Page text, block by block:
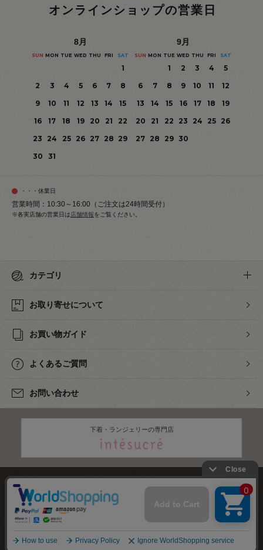
オンラインショップの営業日
8月
SUN MON TUE WED THU FRI SAT
1
2
3 4 5 6 7
8
9
10 11 12 13 14
15
16
17 18 19 20 21
22
23
24 25 26 27 28 29
30
31
9月
SUN MON TUE WED THU FRI SAT
1 2 3 4
5
6
7 8 9 10 11
12
13
14 15 16 17 18
19
20
21 22 23 24 25
26
27 28 29 30
・・・休業日
営業時間：10:30～16:00（ご注文は24時間受付）
※各実店舗の営業日は 店舗情報をご覧ください。
カテゴリ
お取り寄せについて
お買い物ガイド
よくあるご質問
お問い合わせ
下着・ランジェリーの専門店
会社概要 採用情報
特定商取引法に基づく表記 サイトマップ
2012-2026OKADAYA CO.,LTD.